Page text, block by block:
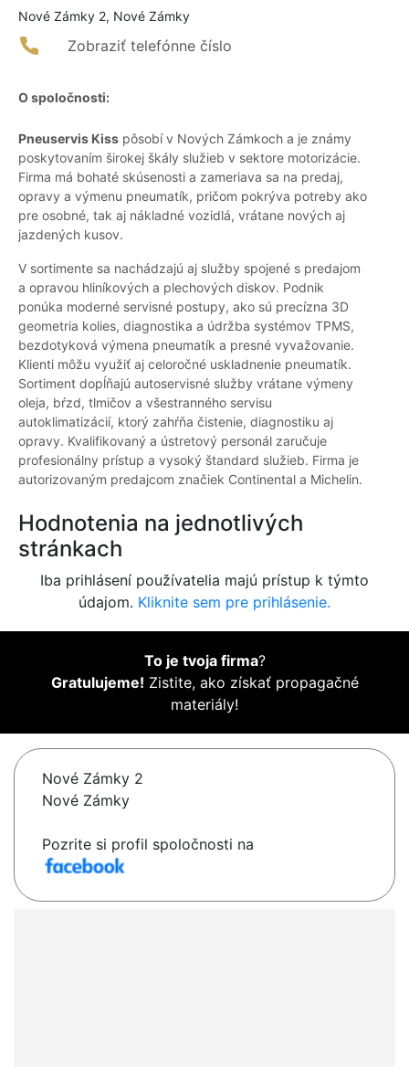
Nové Zámky 2, Nové Zámky
Zobraziť telefónne číslo
O spoločnosti:
Pneuservis Kiss pôsobí v Nových Zámkoch a je známy
poskytovaním širokej škály služieb v sektore motorizácie.
Firma má bohaté skúsenosti a zameriava sa na predaj,
opravy a výmenu pneumatík, pričom pokrýva potreby ako
pre osobné, tak aj nákladné vozidlá, vrátane nových aj
jazdených kusov.
V sortimente sa nachádzajú aj služby spojené s predajom
a opravou hliníkových a plechových diskov. Podnik
ponúka moderné servisné postupy, ako sú precízna 3D
geometria kolies, diagnostika a údržba systémov TPMS,
bezdotyková výmena pneumatík a presné vyvažovanie.
Klienti môžu využiť aj celoročné uskladnenie pneumatík.
Sortiment dopĺňajú autoservisné služby vrátane výmeny
oleja, bŕzd, tlmičov a všestranného servisu
autoklimatizácií, ktorý zahŕňa čistenie, diagnostiku aj
opravy. Kvalifikovaný a ústretový personál zaručuje
profesionálny prístup a vysoký štandard služieb. Firma je
autorizovaným predajcom značiek Continental a Michelin.
Hodnotenia na jednotlivých
stránkach
Iba prihlásení používatelia majú prístup k týmto
údajom. Kliknite sem pre prihlásenie.
To je tvoja firma?
Gratulujeme! Zistite, ako získať propagačné
materiály!
Nové Zámky 2
Nové Zámky
Pozrite si profil spoločnosti na